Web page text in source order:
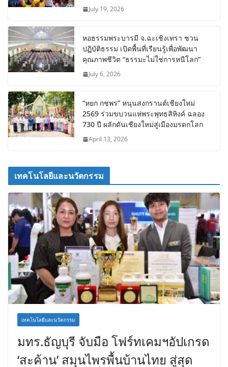
July 19, 2026
หอธรรมพระบารมี จ.ฉะเชิงเทรา ชวน
ปฏิบัติธรรม เปิดพื้นที่เรียนรู้เพื่อพัฒนา
คุณภาพชีวิต “ธรรมะไม่ใช่การหนีโลก”
July 6, 2026
“หยก กชพร” หนุนสงกรานต์เชียงใหม่
2569 ร่วมขบวนแห่พระพุทธสิหิงค์ ฉลอง
730 ปี ผลักดันเชียงใหม่สู่เมืองมรดกโลก
April 13, 2026
เทคโนโลยีและนวัตกรรม
เทคโนโลยีและนวัตกรรม
มทร.ธัญบุรี จับมือ โฟร์ทเคมฯอัปเกรด
‘สะค้าน’ สมุนไพรพื้นบ้านไทย สู่สุด